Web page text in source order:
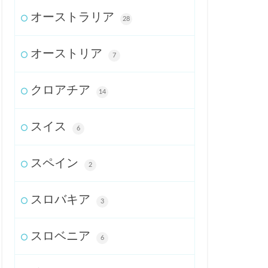
オーストラリア 28
オーストリア 7
クロアチア 14
スイス 6
スペイン 2
スロバキア 3
スロベニア 6